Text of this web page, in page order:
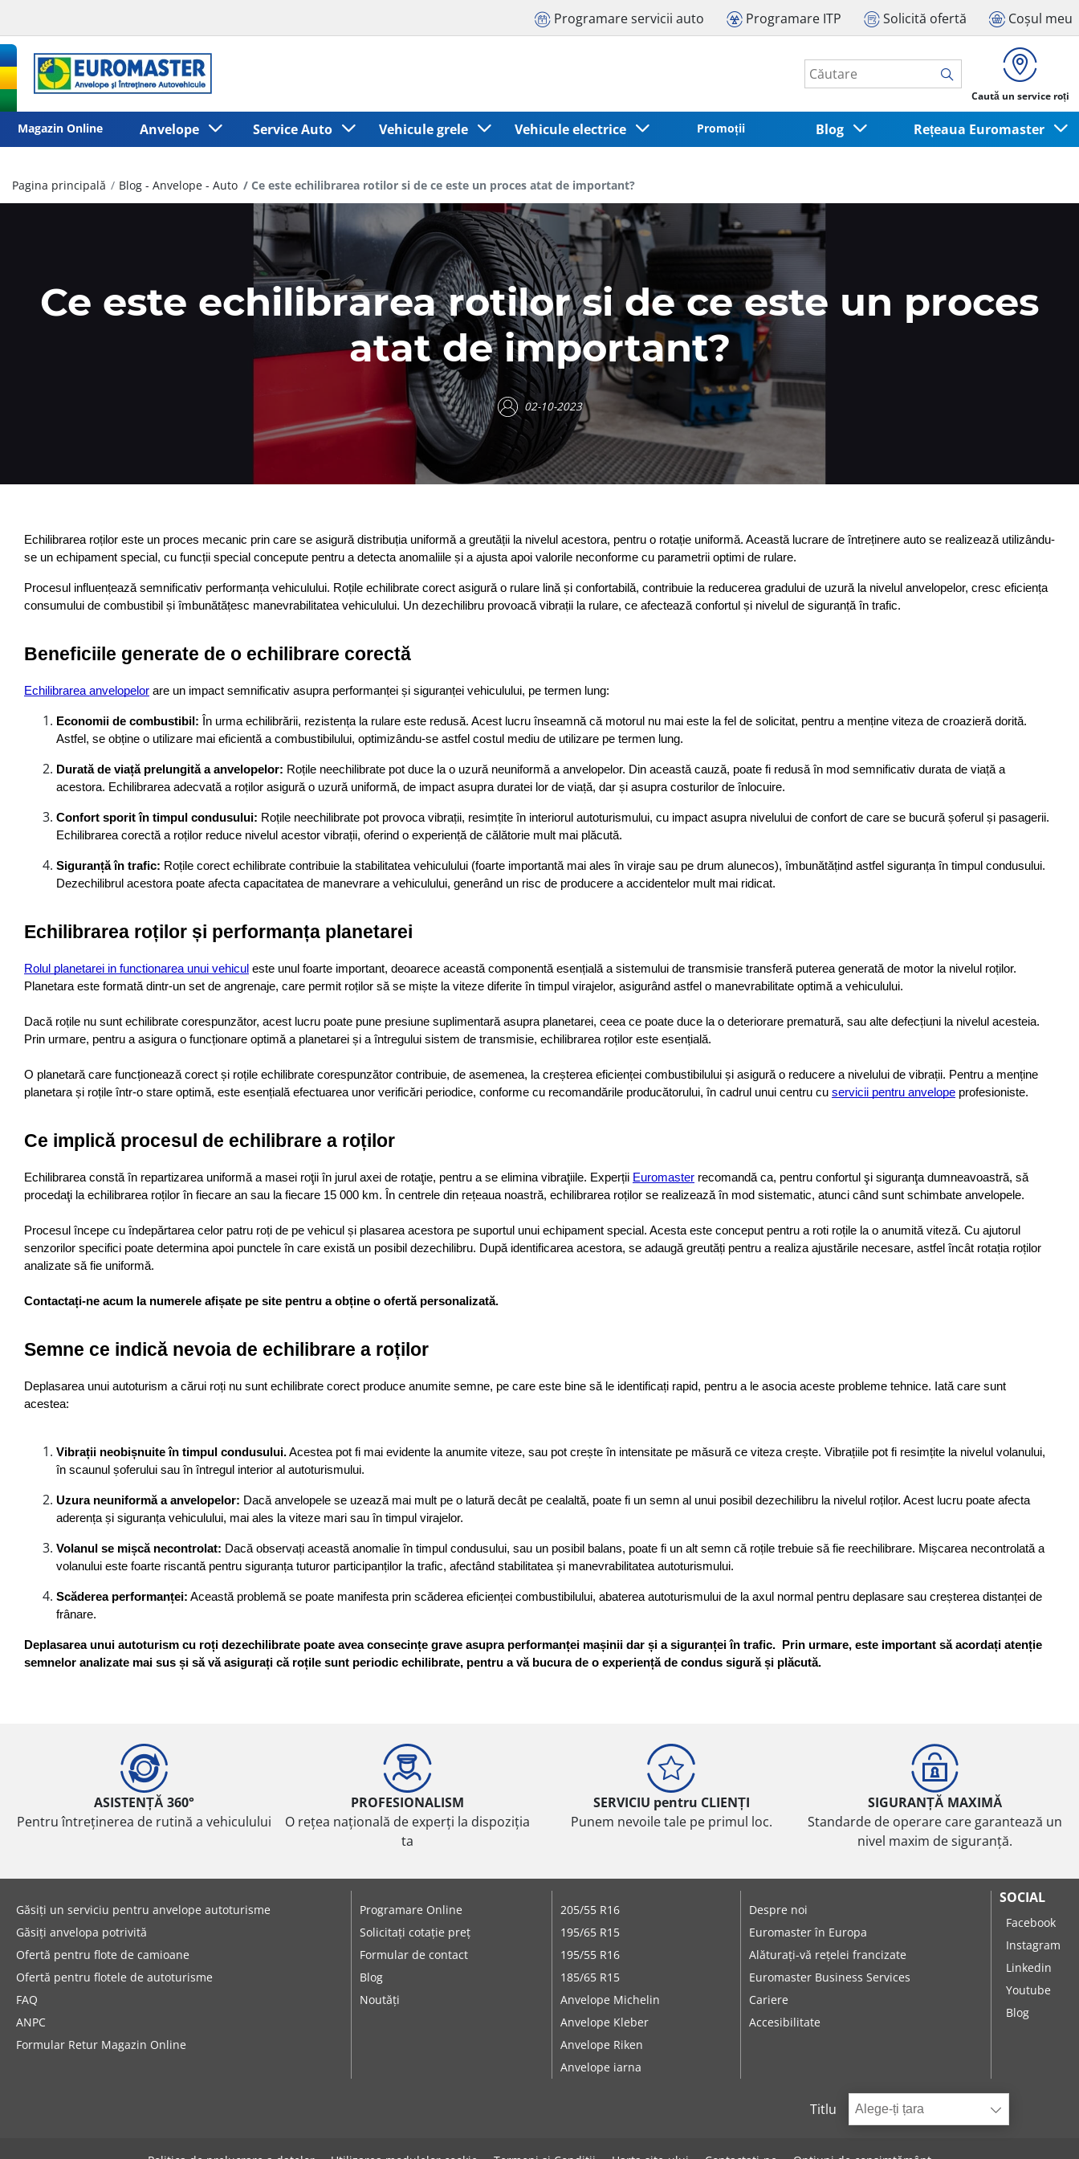
Programare servicii auto Programare ITP Solicită ofertă Coșul meu
Caută un service roți
Magazin Online Anvelope Service Auto Vehicule grele Vehicule electrice Promoții Blog Rețeaua Euromaster
Pagina principală Blog - Anvelope - Auto Ce este echilibrarea rotilor si de ce este un proces atat de important?
Ce este echilibrarea rotilor si de ce este un proces
atat de important?
02-10-2023
Echilibrarea roților este un proces mecanic prin care se asigură distribuția uniformă a greutății la nivelul acestora, pentru o rotație uniformă. Această lucrare de întreținere auto se realizează utilizându-
se un echipament special, cu funcții special concepute pentru a detecta anomaliile și a ajusta apoi valorile neconforme cu parametrii optimi de rulare.
Procesul influențează semnificativ performanța vehiculului. Roțile echilibrate corect asigură o rulare lină și confortabilă, contribuie la reducerea gradului de uzură la nivelul anvelopelor, cresc eficiența
consumului de combustibil și îmbunătățesc manevrabilitatea vehiculului. Un dezechilibru provoacă vibrații la rulare, ce afectează confortul și nivelul de siguranță în trafic.
Beneficiile generate de o echilibrare corectă
Echilibrarea anvelopelor are un impact semnificativ asupra performanței și siguranței vehiculului, pe termen lung:
Economii de combustibil: În urma echilibrării, rezistența la rulare este redusă. Acest lucru înseamnă că motorul nu mai este la fel de solicitat, pentru a menține viteza de croazieră dorită.
Astfel, se obține o utilizare mai eficientă a combustibilului, optimizându-se astfel costul mediu de utilizare pe termen lung.
Durată de viață prelungită a anvelopelor: Roțile neechilibrate pot duce la o uzură neuniformă a anvelopelor. Din această cauză, poate fi redusă în mod semnificativ durata de viață a
acestora. Echilibrarea adecvată a roților asigură o uzură uniformă, de impact asupra duratei lor de viață, dar și asupra costurilor de înlocuire.
Confort sporit în timpul condusului: Roțile neechilibrate pot provoca vibrații, resimțite în interiorul autoturismului, cu impact asupra nivelului de confort de care se bucură șoferul și pasagerii.
Echilibrarea corectă a roților reduce nivelul acestor vibrații, oferind o experiență de călătorie mult mai plăcută.
Siguranță în trafic: Roțile corect echilibrate contribuie la stabilitatea vehiculului (foarte importantă mai ales în viraje sau pe drum alunecos), îmbunătățind astfel siguranța în timpul condusului.
Dezechilibrul acestora poate afecta capacitatea de manevrare a vehiculului, generând un risc de producere a accidentelor mult mai ridicat.
Echilibrarea roților și performanța planetarei
Rolul planetarei in functionarea unui vehicul este unul foarte important, deoarece această componentă esențială a sistemului de transmisie transferă puterea generată de motor la nivelul roților.
Planetara este formată dintr-un set de angrenaje, care permit roților să se miște la viteze diferite în timpul virajelor, asigurând astfel o manevrabilitate optimă a vehiculului.
Dacă roțile nu sunt echilibrate corespunzător, acest lucru poate pune presiune suplimentară asupra planetarei, ceea ce poate duce la o deteriorare prematură, sau alte defecțiuni la nivelul acesteia.
Prin urmare, pentru a asigura o funcționare optimă a planetarei și a întregului sistem de transmisie, echilibrarea roților este esențială.
O planetară care funcționează corect și roțile echilibrate corespunzător contribuie, de asemenea, la creșterea eficienței combustibilului și asigură o reducere a nivelului de vibrații. Pentru a menține
planetara și roțile într-o stare optimă, este esențială efectuarea unor verificări periodice, conforme cu recomandările producătorului, în cadrul unui centru cu servicii pentru anvelope profesioniste.
Ce implică procesul de echilibrare a roților
Echilibrarea constă în repartizarea uniformă a masei roţii în jurul axei de rotaţie, pentru a se elimina vibraţiile. Experții Euromaster recomandă ca, pentru confortul şi siguranţa dumneavoastră, să
procedaţi la echilibrarea roților în fiecare an sau la fiecare 15 000 km. În centrele din rețeaua noastră, echilibrarea roților se realizează în mod sistematic, atunci când sunt schimbate anvelopele.
Procesul începe cu îndepărtarea celor patru roți de pe vehicul și plasarea acestora pe suportul unui echipament special. Acesta este conceput pentru a roti roțile la o anumită viteză. Cu ajutorul
senzorilor specifici poate determina apoi punctele în care există un posibil dezechilibru. După identificarea acestora, se adaugă greutăți pentru a realiza ajustările necesare, astfel încât rotația roților
analizate să fie uniformă.
Contactați-ne acum la numerele afișate pe site pentru a obține o ofertă personalizată.
Semne ce indică nevoia de echilibrare a roților
Deplasarea unui autoturism a cărui roți nu sunt echilibrate corect produce anumite semne, pe care este bine să le identificați rapid, pentru a le asocia aceste probleme tehnice. Iată care sunt
acestea:
Vibrații neobișnuite în timpul condusului. Acestea pot fi mai evidente la anumite viteze, sau pot crește în intensitate pe măsură ce viteza crește. Vibrațiile pot fi resimțite la nivelul volanului,
în scaunul șoferului sau în întregul interior al autoturismului.
Uzura neuniformă a anvelopelor: Dacă anvelopele se uzează mai mult pe o latură decât pe cealaltă, poate fi un semn al unui posibil dezechilibru la nivelul roților. Acest lucru poate afecta
aderența și siguranța vehiculului, mai ales la viteze mari sau în timpul virajelor.
Volanul se mișcă necontrolat: Dacă observați această anomalie în timpul condusului, sau un posibil balans, poate fi un alt semn că roțile trebuie să fie reechilibrare. Mișcarea necontrolată a
volanului este foarte riscantă pentru siguranța tuturor participanților la trafic, afectând stabilitatea și manevrabilitatea autoturismului.
Scăderea performanței: Această problemă se poate manifesta prin scăderea eficienței combustibilului, abaterea autoturismului de la axul normal pentru deplasare sau creșterea distanței de
frânare.
Deplasarea unui autoturism cu roți dezechilibrate poate avea consecințe grave asupra performanței mașinii dar și a siguranței în trafic.  Prin urmare, este important să acordați atenție
semnelor analizate mai sus și să vă asigurați că roțile sunt periodic echilibrate, pentru a vă bucura de o experiență de condus sigură și plăcută.
ASISTENȚĂ 360°
Pentru întreținerea de rutină a vehiculului
PROFESIONALISM
O rețea națională de experți la dispoziția
ta
SERVICIU pentru CLIENȚI
Punem nevoile tale pe primul loc.
SIGURANȚĂ MAXIMĂ
Standarde de operare care garantează un
nivel maxim de siguranță.
Găsiți un serviciu pentru anvelope autoturisme
Găsiți anvelopa potrivită
Ofertă pentru flote de camioane
Ofertă pentru flotele de autoturisme
FAQ
ANPC
Formular Retur Magazin Online
Programare Online
Solicitați cotație preț
Formular de contact
Blog
Noutăți
205/55 R16
195/65 R15
195/55 R16
185/65 R15
Anvelope Michelin
Anvelope Kleber
Anvelope Riken
Anvelope iarna
Despre noi
Euromaster în Europa
Alăturați-vă rețelei francizate
Euromaster Business Services
Cariere
Accesibilitate
SOCIAL
Facebook
Instagram
Linkedin
Youtube
Blog
Titlu Alege-ți țara